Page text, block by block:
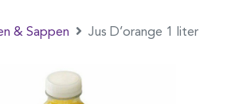
& Sappen Jus D’orange 1 liter